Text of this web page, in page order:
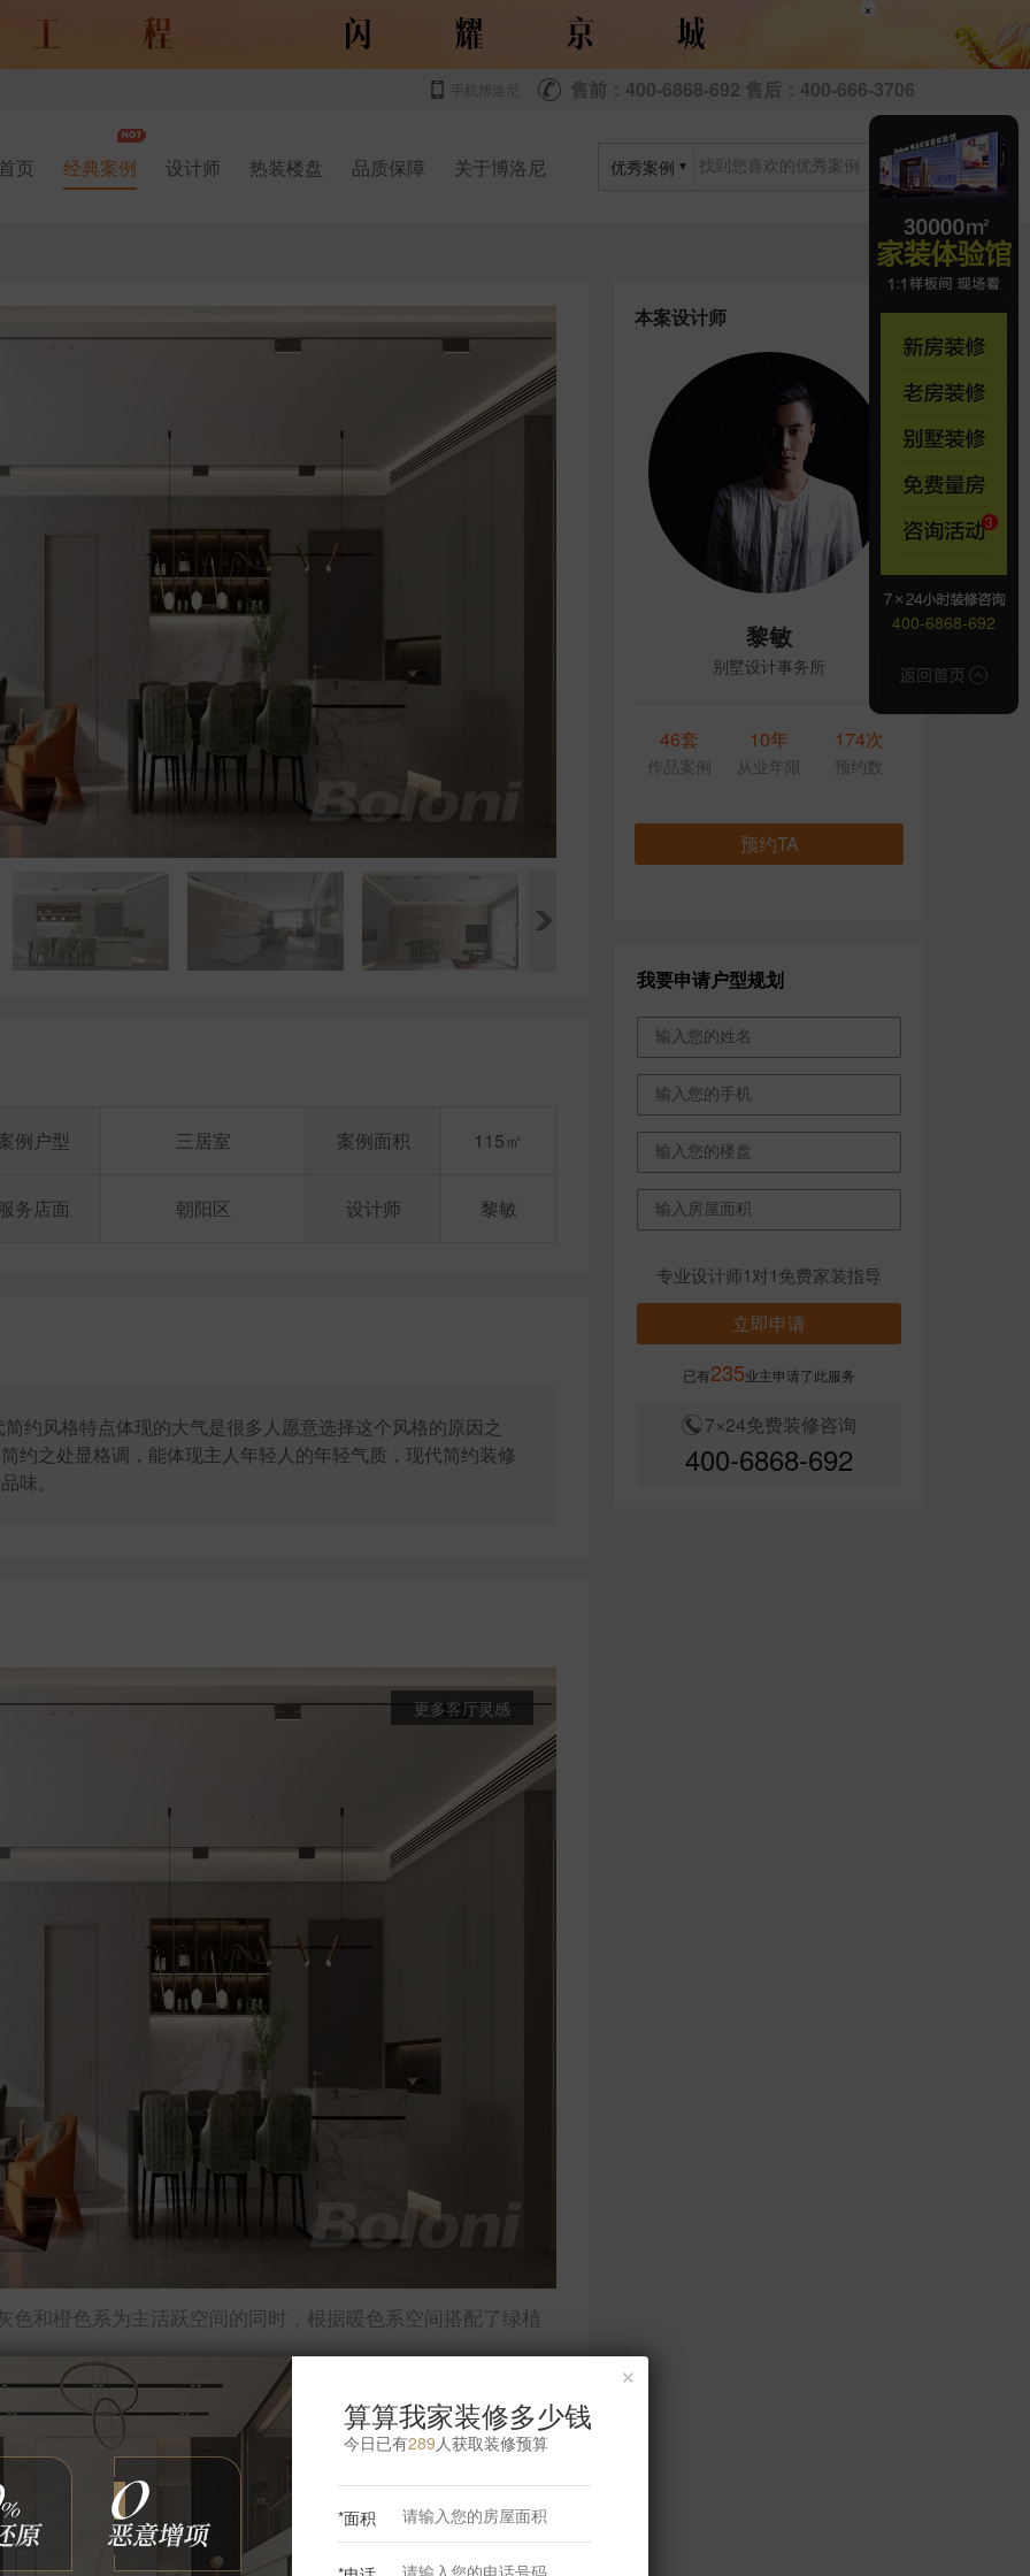
×
手机博洛尼 售前：400-6868-692 售后：400-666-3706
页 经典案例 设计师 热装楼盘 品质保障 关于博洛尼 优秀案例
点击浏览下一张
例户型
务店面
三居室
朝阳区
案例面积
设计师
115㎡
黎敏
约风格特点体现的大气是很多人愿意选择这个风格的原因之
约之处显格调，能体现主人年轻人的年轻气质，现代简约装修
味。
更多客厅灵感
和橙色系为主活跃空间的同时，根据暖色系空间搭配了绿植
更多客厅灵感
本案设计师
黎敏
别墅设计事务所
174次
预约数
10年
从业年限
46套
作品案例
预约TA
我要申请户型规划
专业设计师1对1免费家装指导
立即申请
已有235业主申请了此服务
7×24免费装修咨询
400-6868-692
400-6868-692
×
算算我家装修多少钱
今日已有289 人获取装修预算
*面积